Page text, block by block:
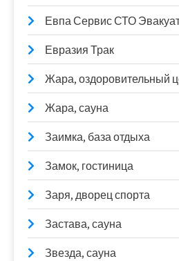
Евпа Сервис СТО
Евразия Трак
Жара, оздоровительный
Жара, сауна
Заимка, база отдыха
Замок, гостиница
Заря, дворец спорта
Застава, сауна
Звезда, сауна